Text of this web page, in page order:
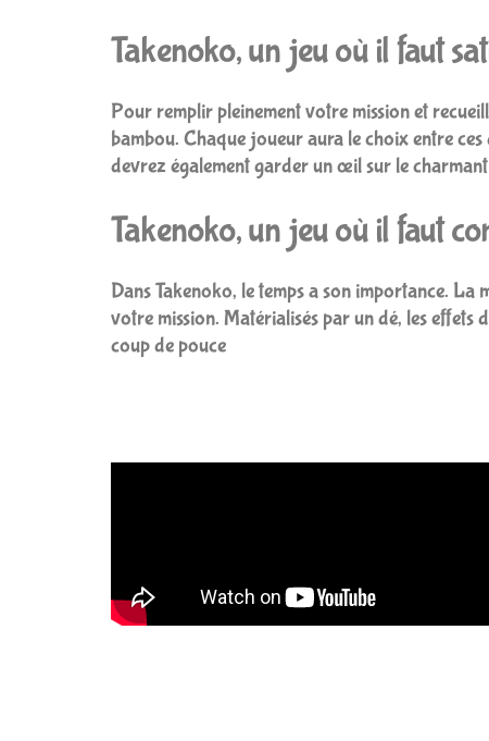
Takenoko, un jeu où il faut
Pour remplir pleinement votre mission et
bambou. Chaque joueur aura le choix entre
devrez également garder un œil sur le
Takenoko, un jeu où il faut
Dans Takenoko, le temps a son importance.
votre mission. Matérialisés par un dé, les
coup de pouce